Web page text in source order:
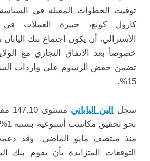
توقيت الخطوات المقبلة في
كارول كونغ، خبيرة العملات في
الأسترالي، أن يكون اجتماع بنك
خصوصاً بعد الاتفاق التجاري مع
تضمن خفض الرسوم على واردات
15%.
سجل الين الياباني
نحو
منذ منتصف مايو الماضي. وقد
التوقعات المتزايدة بأن يقوم بنك